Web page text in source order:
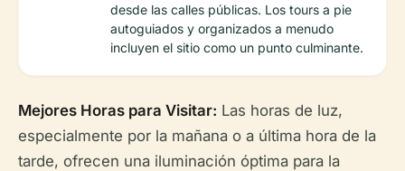
desde las calles públicas. Los tours a pie
autoguiados y organizados a menudo
incluyen el sitio como un punto culminante.
Mejores Horas para Visitar: Las horas de luz,
especialmente por la mañana o a última hora de la
tarde, ofrecen una iluminación óptima para la